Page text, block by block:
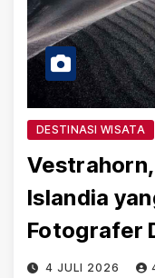
DESTINASI WISATA
Islandia
Fotografer
4 JULI 2026